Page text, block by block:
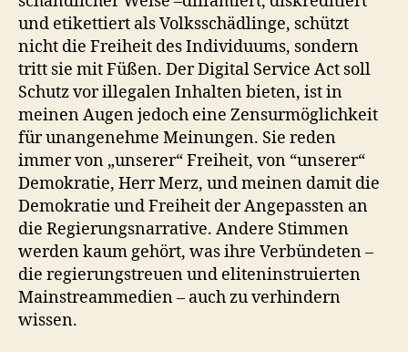
und etikettiert als Volksschädlinge, schützt
nicht die Freiheit des Individuums, sondern
tritt sie mit Füßen. Der Digital Service Act soll
Schutz vor illegalen Inhalten bieten, ist in
meinen Augen jedoch eine Zensurmöglichkeit
für unangenehme Meinungen. Sie reden
immer von „unserer“ Freiheit, von “unserer“
Demokratie, Herr Merz, und meinen damit die
Demokratie und Freiheit der Angepassten an
die Regierungsnarrative. Andere Stimmen
werden kaum gehört, was ihre Verbündeten –
die regierungstreuen und eliteninstruierten
Mainstreammedien – auch zu verhindern
wissen.